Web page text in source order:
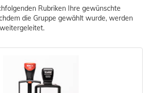
Rubriken Ihre gewünschte
die Gruppe gewählt wurde, werden